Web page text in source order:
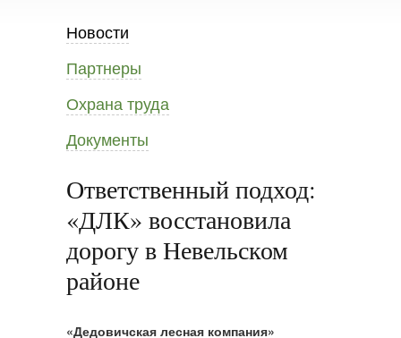
Новости
Партнеры
Охрана труда
Документы
Ответственный подход:
«ДЛК» восстановила
дорогу в Невельском
районе
«Дедовичская лесная компания»